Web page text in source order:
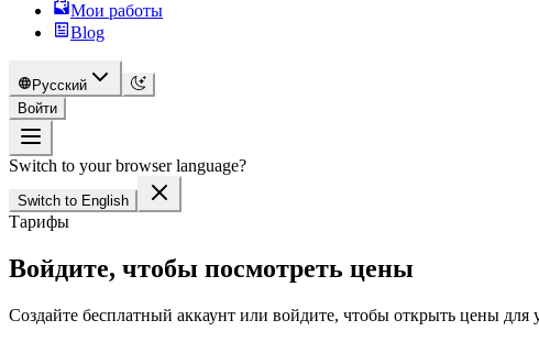
Мои работы
Blog
Русский
Войти
Switch to your browser language?
Switch to English
Тарифы
Войдите, чтобы посмотреть цены
Создайте бесплатный аккаунт или войдите, чтобы открыть цены